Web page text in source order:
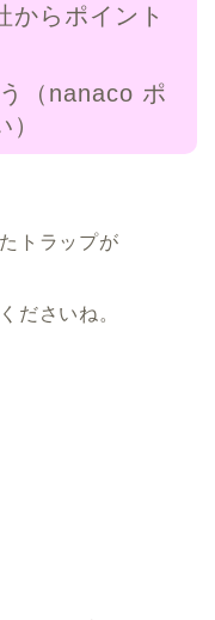
からポイント
（nanaco ポ
トラップが
ださいね。